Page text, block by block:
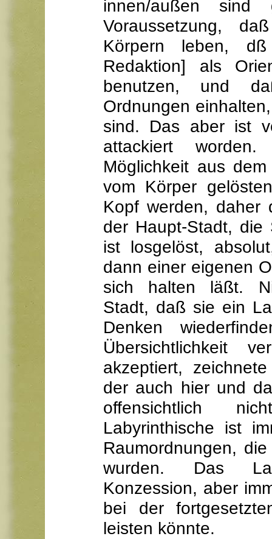
innen/außen
Voraussetzung,
Körpern leben,
Redaktion] als
benutzen, und
Ordnungen
sind. Das aber ist
attackiert
Möglichkeit aus
vom Körper
Kopf werden, daher
der Haupt-Stadt,
ist losgelöst,
dann einer eigenen
sich halten läßt.
Stadt, daß sie ein
Denken
Übersichtlichkeit
akzeptiert,
der auch hier und
offensichtlich
Labyrinthische ist
Raumordnungen,
wurden. Das
Konzession, aber
bei der
leisten könnte.